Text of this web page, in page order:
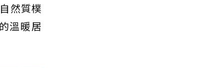
然質樸
溫暖居